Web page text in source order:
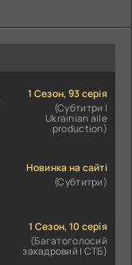
1 Сезон, 93 серія
(Субтитри |
Ukrainian aile
production)
Новинка на сайті
(Субтитри)
1 Сезон, 10 серія
(Багатоголосий
закадровий | СТБ)